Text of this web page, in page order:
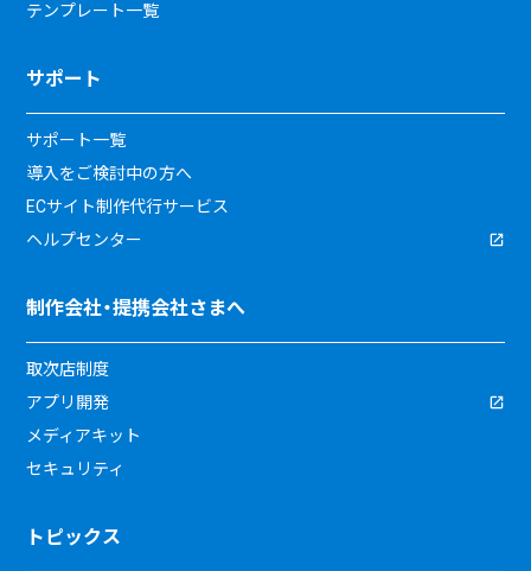
テンプレート一覧
サポート
サポート一覧
導入をご検討中の方へ
ECサイト制作代行サービス
ヘルプセンター
制作会社・提携会社さまへ
取次店制度
アプリ開発
メディアキット
セキュリティ
トピックス